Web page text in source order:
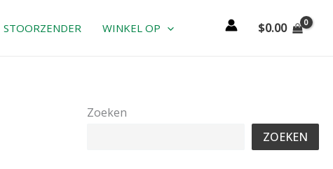
STOORZENDER WINKEL OP $0.00
Zoeken
ZOEKEN